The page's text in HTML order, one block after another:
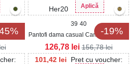
Her20
Aplică
Piele
-19%
39 40
Pantofi dama casual Camel din Piele
Ecologica Intoarsa Kristine
101,42 lei
Pret cu voucher:
126,78 lei 156,78lei